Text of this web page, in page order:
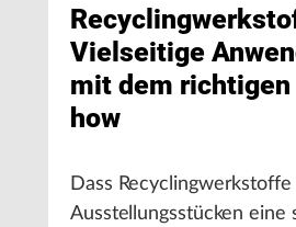
Vielseitige
mit dem richtigen
how
Dass
Ausstellungsstücken eine